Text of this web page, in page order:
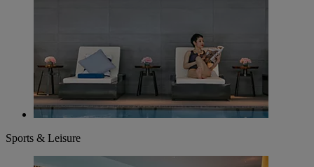
Sports & Leisure